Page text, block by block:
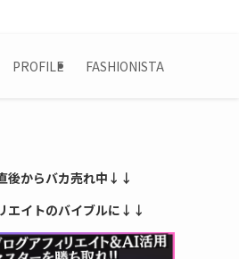
PROFILE FASHIONISTA
後からバカ売れ中↓↓
エイトのバイブルに↓↓